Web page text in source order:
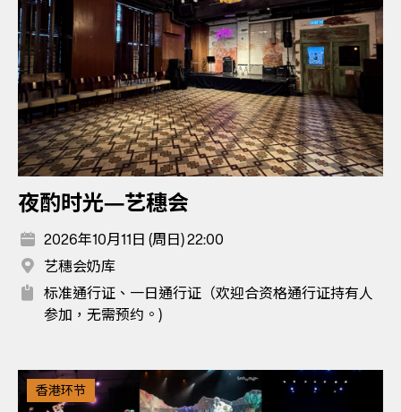
夜酌时光—艺穗会
2026年10月11日 (周日) 22:00
艺穗会奶库
标准通行证、一日通行证（欢迎合资格通行证持有人
参加，无需预约。)
香港环节